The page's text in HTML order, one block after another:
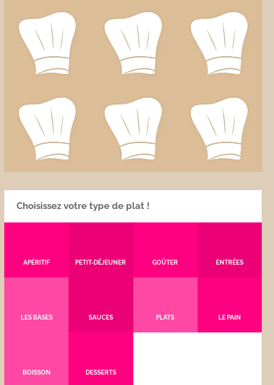
Choisissez votre type de plat !
APÉRITIF PETIT-DÉJEUNER GOÛTER ENTRÉES
LES BASES SAUCES PLATS LE PAIN
BOISSON DESSERTS